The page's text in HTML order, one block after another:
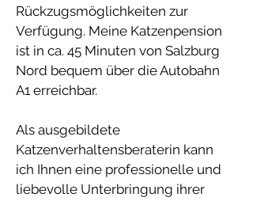
Rückzugsmöglichkeiten zur
Verfügung. Meine Katzenpension
ist in ca. 45 Minuten von Salzburg
Nord bequem über die Autobahn
A1 erreichbar.
Als ausgebildete
Katzenverhaltensberaterin kann
ich Ihnen eine professionelle und
liebevolle Unterbringung ihrer